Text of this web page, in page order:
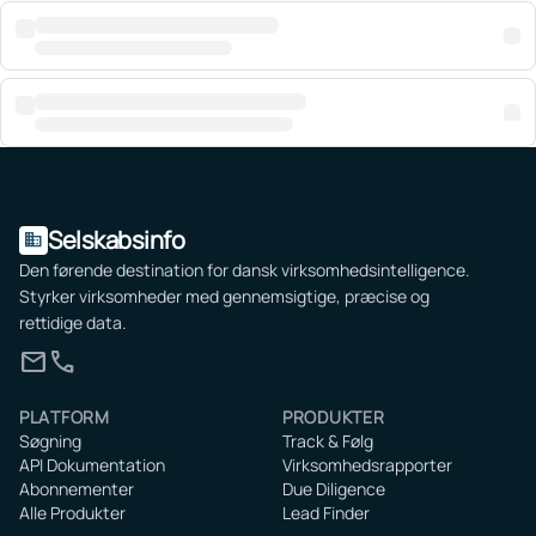
domain Selskabsinfo
Den førende destination for dansk virksomhedsintelligence.
Styrker virksomheder med gennemsigtige, præcise og
rettidige data.
mailcall
PLATFORM
Søgning
API Dokumentation
Abonnementer
Alle Produkter
PRODUKTER
Track & Følg
Virksomhedsrapporter
Due Diligence
Lead Finder